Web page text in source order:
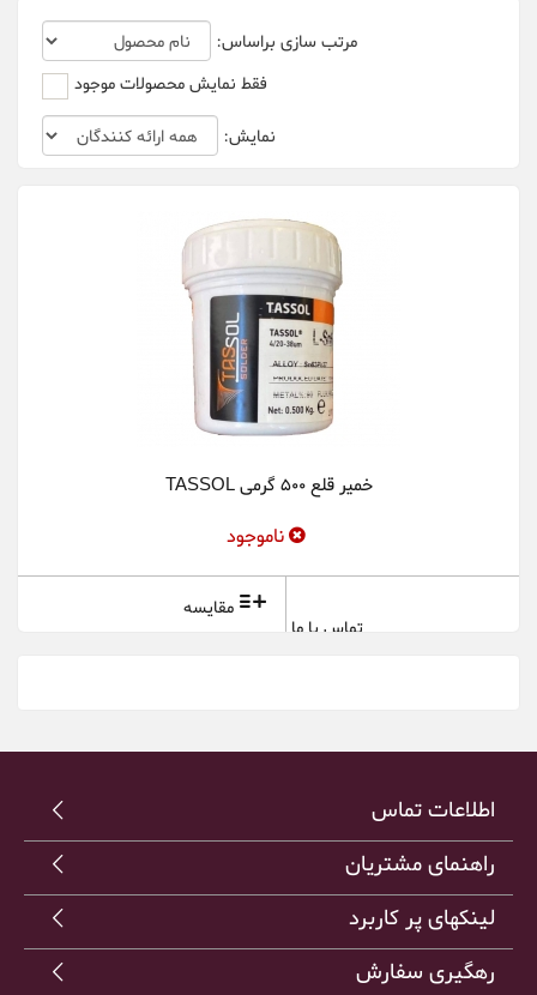
مرتب سازی براساس:
فقط نمایش محصولات موجود
نمایش:
خمیر قلع 500 گرمی TASSOL
ناموجود
تماس با ما
مقایسه
اطلاعات تماس
راهنمای مشتریان
لینکهای پر کاربرد
رهگیری سفارش